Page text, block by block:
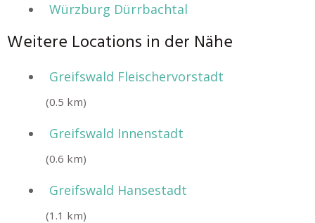
Würzburg Dürrbachtal
Weitere Locations in der Nähe
Greifswald Fleischervorstadt
(0.5 km)
Greifswald Innenstadt
(0.6 km)
Greifswald Hansestadt
(1.1 km)